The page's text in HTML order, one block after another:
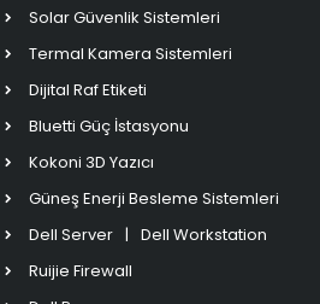
Solar Güvenlik Sistemleri
Termal Kamera Sistemleri
Dijital Raf Etiketi
Bluetti Güç İstasyonu
Kokoni 3D Yazıcı
Güneş Enerji Besleme Sistemleri
Dell Server | Dell Workstation
Ruijie Firewall